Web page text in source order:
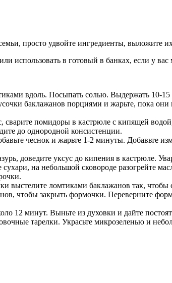
просто удвойте ингредиенты, выложите
использовать в готовый в банках, если у вас
вдоль. Посыпать солью. Выдержать 10-
баклажанов порциями и жарьте, пока
cварите помидоры в кастрюле с кипящей
до однородной консистенции.
чеснок и жарьте 1-2 минуты. Добавьте
доведите уксус до кипения в кастрюле.
на небольшой сковороде разогрейте
выстелите ломтиками баклажанов так,
чтобы закрыть формочки. Переверните
12 минут. Выньте из духовки и дайте
тарелки. Украсьте микрозеленью и